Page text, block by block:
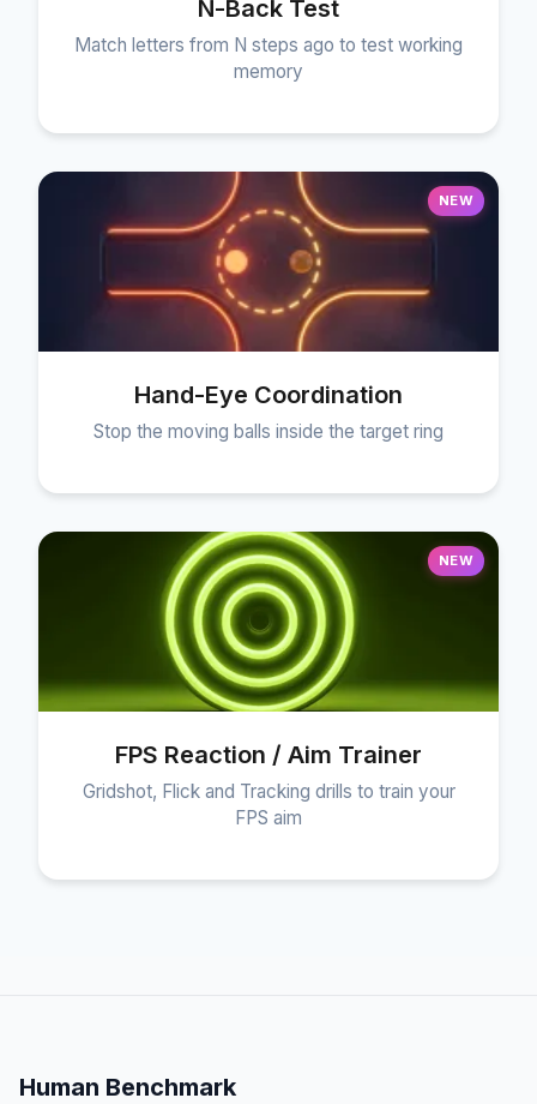
N-Back Test
Match letters from N steps ago to test working
memory
NEW
Hand-Eye Coordination
Stop the moving balls inside the target ring
NEW
FPS Reaction / Aim Trainer
Gridshot, Flick and Tracking drills to train your
FPS aim
Human Benchmark